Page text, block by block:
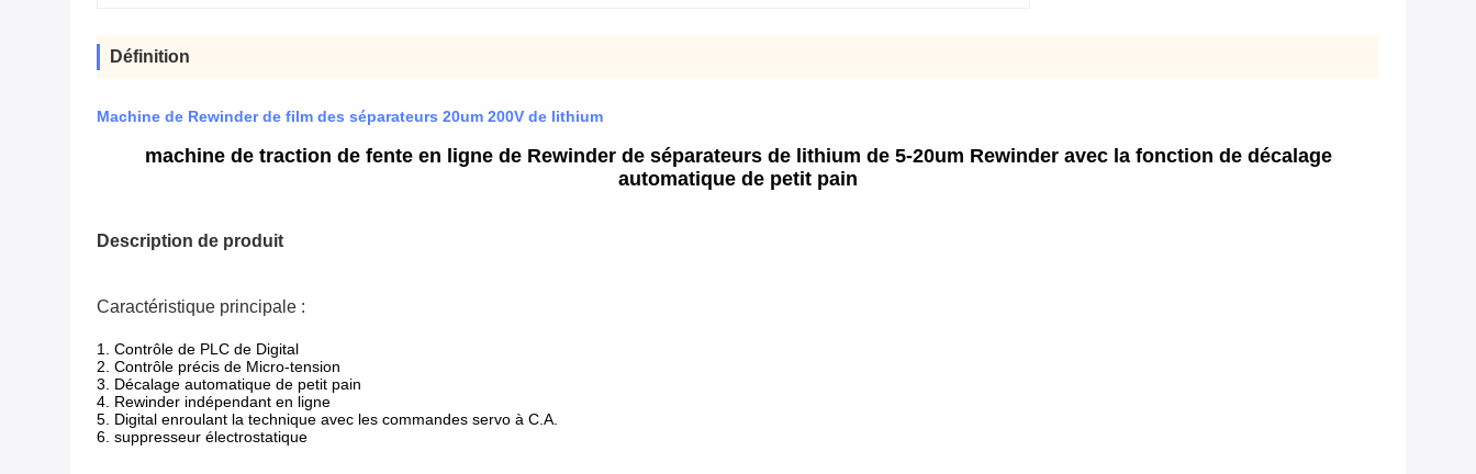
Définition
Machine de Rewinder de film des séparateurs 20um 200V de lithium
machine de traction de fente en ligne de Rewinder de séparateurs de lithium de 5-20um Rewinder avec la fonction de décalage
automatique de petit pain
Description de produit
Caractéristique principale :
1. Contrôle de PLC de Digital
2. Contrôle précis de Micro-tension
3. Décalage automatique de petit pain
4. Rewinder indépendant en ligne
5. Digital enroulant la technique avec les commandes servo à C.A.
6. suppresseur électrostatique